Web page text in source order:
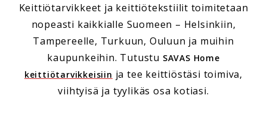
Keittiötarvikkeet ja keittiötekstiilit toimitetaan
nopeasti kaikkialle Suomeen – Helsinkiin,
Tampereelle, Turkuun, Ouluun ja muihin
kaupunkeihin. Tutustu SAVAS Home
keittiötarvikkeisiin ja tee keittiöstäsi toimiva,
viihtyisä ja tyylikäs osa kotiasi.